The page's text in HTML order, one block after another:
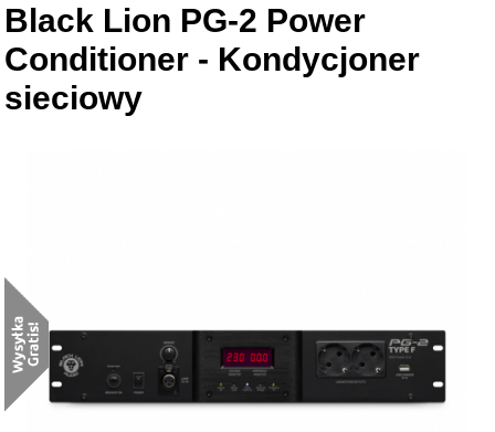
Black Lion PG-2 Power
Conditioner - Kondycjoner
sieciowy